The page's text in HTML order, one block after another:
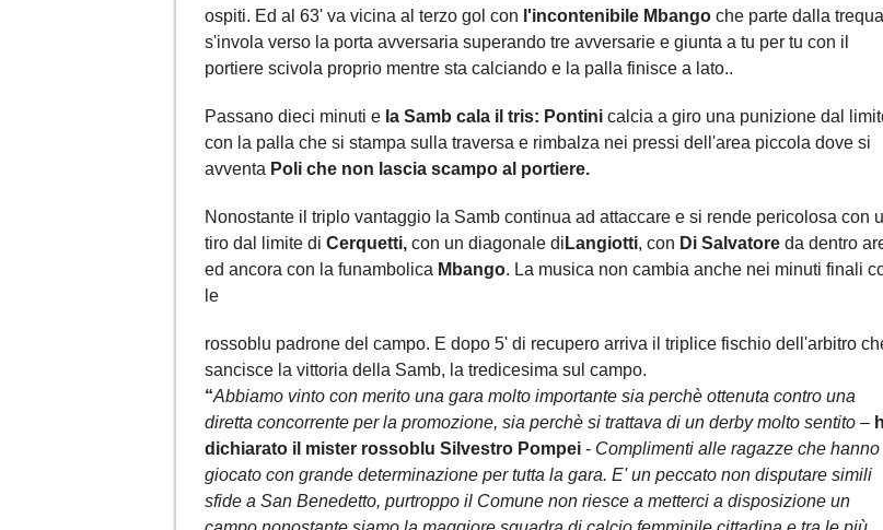
ospiti. Ed al 63' va vicina al terzo gol con l'incontenibile Mbango che parte dalla
s'invola verso la porta avversaria superando tre avversarie e giunta a tu per tu con il
portiere scivola proprio mentre sta calciando e la palla finisce a lato..
Passano dieci minuti e la Samb cala il tris: Pontini calcia a giro una punizione dal
con la palla che si stampa sulla traversa e rimbalza nei pressi dell'area piccola dove si
avventa Poli che non lascia scampo al portiere.
Nonostante il triplo vantaggio la Samb continua ad attaccare e si rende pericolosa con
tiro dal limite di Cerquetti, con un diagonale di Langiotti, con Di Salvatore da dentro
ed ancora con la funambolica Mbango. La musica non cambia anche nei minuti finali
le
rossoblu padrone del campo. E dopo 5' di recupero arriva il triplice fischio dell'arbitro
sancisce la vittoria della Samb, la tredicesima sul campo.
“Abbiamo vinto con merito una gara molto importante sia perchè ottenuta contro una
diretta concorrente per la promozione, sia perchè si trattava di un derby molto sentito –
dichiarato il mister rossoblu Silvestro Pompei - Complimenti alle ragazze che hanno
giocato con grande determinazione per tutta la gara. E' un peccato non disputare simili
sfide a San Benedetto, purtroppo il Comune non riesce a metterci a disposizione un